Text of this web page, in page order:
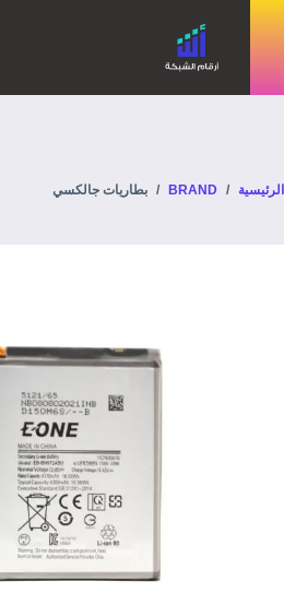
الرئيسية /
BRAND
/ بطاريات جالكسي